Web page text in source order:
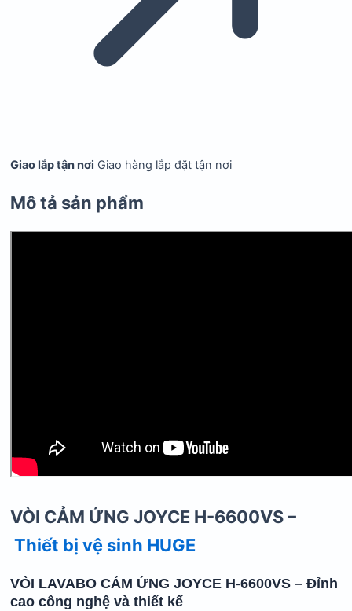
Giao lắp tận nơi Giao hàng lắp đặt tận nơi
Mô tả sản phẩm
VÒI CẢM ỨNG JOYCE H-6600VS–
Thiết bị vệ sinh HUGE
VÒI LAVABO CẢM ỨNG JOYCE H-6600VS – Đỉnh
cao công nghệ và thiết kế